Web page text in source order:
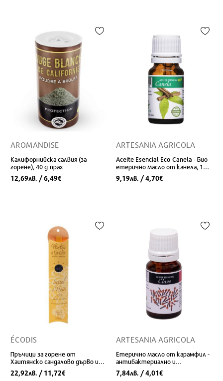
AROMANDISE
Калифорнийска салвия (за
горене), 40 g прах
12,69лв. / 6,49€
ARTESANIA AGRICOLA
Aceite Esencial Eco Canela - Био
етерично масло от канела, 10
ml
9,19лв. / 4,70€
ÉCODIS
Пръчици за горене от
Хаитянско сандалово дърво и
дървесни аромати
22,92лв. / 11,72€
ARTESANIA AGRICOLA
Етерично масло от карамфил -
антибактериално и
противогъбично действие, 10
ml
7,84лв. / 4,01€